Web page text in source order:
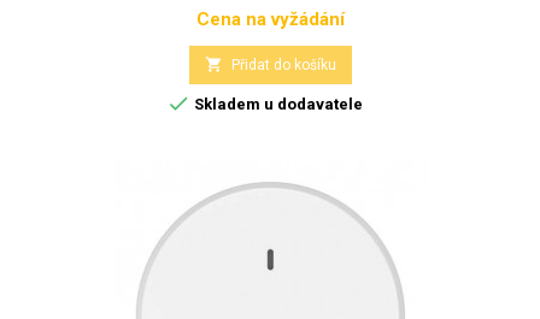
Cena
Cena na vyžádání
 Přidat do košíku
 Skladem u dodavatele